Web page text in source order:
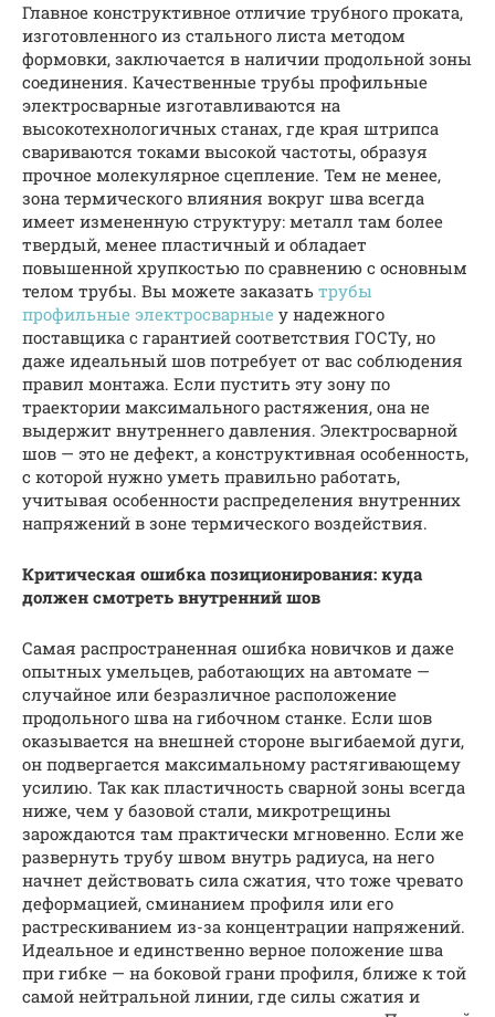
Главное конструктивное отличие трубного проката,
изготовленного из стального листа методом
формовки, заключается в наличии продольной зоны
соединения. Качественные трубы профильные
электросварные изготавливаются на
высокотехнологичных станах, где края штрипса
свариваются токами высокой частоты, образуя
прочное молекулярное сцепление. Тем не менее,
зона термического влияния вокруг шва всегда
имеет измененную структуру: металл там более
твердый, менее пластичный и обладает
повышенной хрупкостью по сравнению с основным
телом трубы. Вы можете заказать трубы
профильные электросварные у надежного
поставщика с гарантией соответствия ГОСТу, но
даже идеальный шов потребует от вас соблюдения
правил монтажа. Если пустить эту зону по
траектории максимального растяжения, она не
выдержит внутреннего давления. Электросварной
шов — это не дефект, а конструктивная особенность,
с которой нужно уметь правильно работать,
учитывая особенности распределения внутренних
напряжений в зоне термического воздействия.
Критическая ошибка позиционирования: куда
должен смотреть внутренний шов
Самая распространенная ошибка новичков и даже
опытных умельцев, работающих на автомате —
случайное или безразличное расположение
продольного шва на гибочном станке. Если шов
оказывается на внешней стороне выгибаемой дуги,
он подвергается максимальному растягивающему
усилию. Так как пластичность сварной зоны всегда
ниже, чем у базовой стали, микротрещины
зарождаются там практически мгновенно. Если же
развернуть трубу швом внутрь радиуса, на него
начнет действовать сила сжатия, что тоже чревато
деформацией, сминанием профиля или его
растрескиванием из-за концентрации напряжений.
Идеальное и единственно верное положение шва
при гибке — на боковой грани профиля, ближе к той
самой нейтральной линии, где силы сжатия и